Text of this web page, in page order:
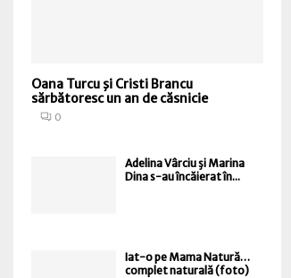
Oana Turcu şi Cristi Brancu
sărbătoresc un an de căsnicie
0
Adelina Vârciu şi Marina
Dina s-au încăierat în...
Iat-o pe Mama Natură…
complet naturală (foto)